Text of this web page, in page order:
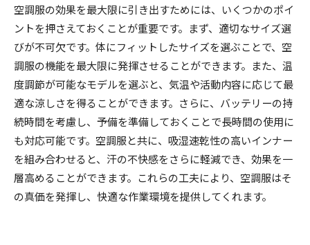
空調服の効果を最大限に引き出すためには、いくつかのポイ
ントを押さえておくことが重要です。まず、適切なサイズ選
びが不可欠です。体にフィットしたサイズを選ぶことで、空
調服の機能を最大限に発揮させることができます。また、温
度調節が可能なモデルを選ぶと、気温や活動内容に応じて最
適な涼しさを得ることができます。さらに、バッテリーの持
続時間を考慮し、予備を準備しておくことで長時間の使用に
も対応可能です。空調服と共に、吸湿速乾性の高いインナー
を組み合わせると、汗の不快感をさらに軽減でき、効果を一
層高めることができます。これらの工夫により、空調服はそ
の真価を発揮し、快適な作業環境を提供してくれます。